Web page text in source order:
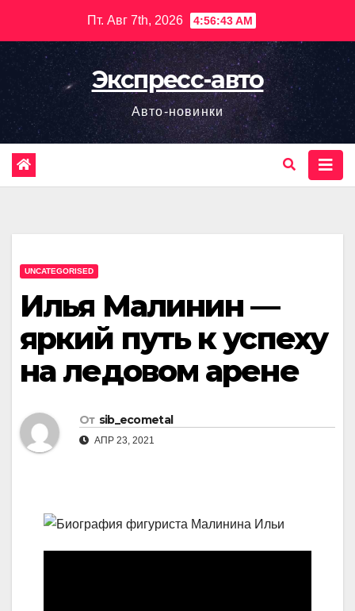
содержимому
Пт. Авг 7th, 2026 4:56:44 AM
Экспресс-авто
Авто-новинки
UNCATEGORISED
Илья Малинин —
яркий путь к успеху
на ледовом арене
От sib_ecometal
АПР 23, 2021